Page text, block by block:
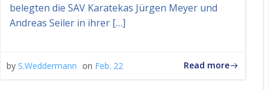
belegten die SAV Karatekas Jürgen Meyer und
Andreas Seiler in ihrer […]
by S.Weddermann on Feb. 22 Read more